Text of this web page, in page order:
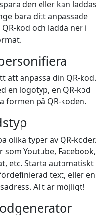
den eller kan laddas
bara ditt anpassade
kod och ladda ner i
att anpassa din QR-kod.
en logotyp, en QR-kod
formen på QR-koden.
olika typer av QR-koder.
som Youtube, Facebook,
etc. Starta automatiskt
text, eller en
Allt är möjligt!